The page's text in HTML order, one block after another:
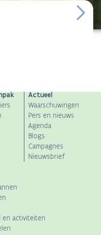
Actueel
Waarschuwingen
Pers en nieuws
Agenda
Blogs
Campagnes
Nieuwsbrief
en activiteiten